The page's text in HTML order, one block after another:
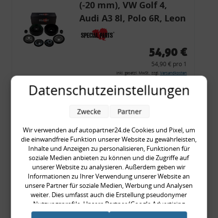
(-20 mm), VW Golf 4,
Audi A3 8l, Polo 6R, Leon
54,90 €
54,90 € pro 1
inkl. gesetzl. MwSt., zzgl. Versandkosten
Merkzettel
Zum Artikel
Rückleuchtenband mit
Blinker, rot, US-Ecken,
Audi 80 Cabrio, Typ 89,
OE-Nr.: 8G0945225 +
8G0945225C
999,99 €
Datenschutzeinstellungen
Wir verwenden auf autopartner24.de Cookies und Pixel, um
die einwandfreie Funktion unserer Website zu gewährleisten,
Inhalte und Anzeigen zu personalisieren, Funktionen für
soziale Medien anbieten zu können und die Zugriffe auf
unserer Website zu analysieren. Außerdem geben wir
Informationen zu Ihrer Verwendung unserer Website an
unsere Partner für soziale Medien, Werbung und Analysen
weiter. Dies umfasst auch die Erstellung pseudonymer
Nutzungsprofile. Unsere Partner (Google Advertising
Products) führen diese Informationen möglicherweise mit
Zwecke Partner